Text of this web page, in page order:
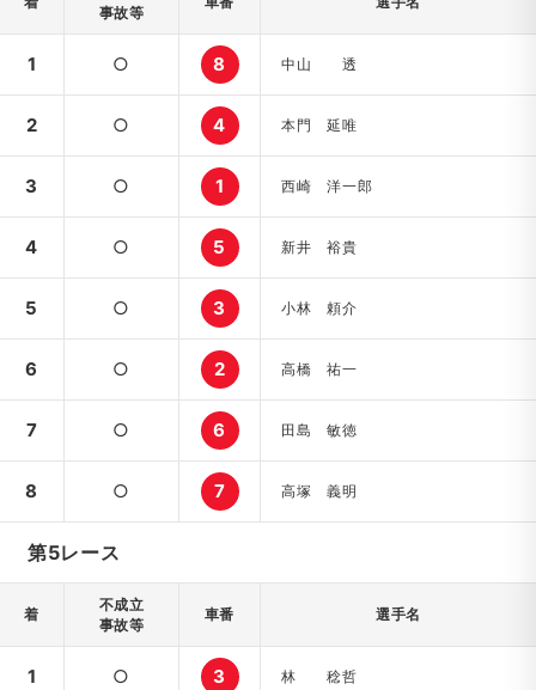
事故等
1 ○ 8 中山 透
2 ○ 4 本門 延唯
3 ○ 1 西崎 洋一郎
4 ○ 5 新井 裕貴
5 ○ 3 小林 頼介
6 ○ 2 高橋 祐一
7 ○ 6 田島 敏徳
8 ○ 7 高塚 義明
第5レース
着
不成立
事故等
車番 選手名
1 ○ 3 林 稔哲